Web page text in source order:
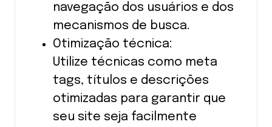
navegação dos usuários e dos
mecanismos de busca.
Otimização técnica:
Utilize técnicas como meta
tags, títulos e descrições
otimizadas para garantir que
seu site seja facilmente